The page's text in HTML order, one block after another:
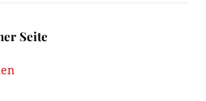
Seite